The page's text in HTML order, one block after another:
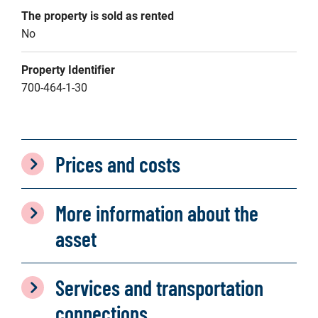
The property is sold as rented
No
Property Identifier
700-464-1-30
Prices and costs
More information about the
asset
Services and transportation